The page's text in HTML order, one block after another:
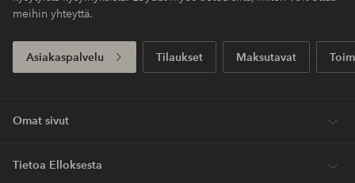
meihin yhteyttä.
Asiakaspalvelu Tilaukset Maksutavat
Omat sivut
Tietoa Elloksesta